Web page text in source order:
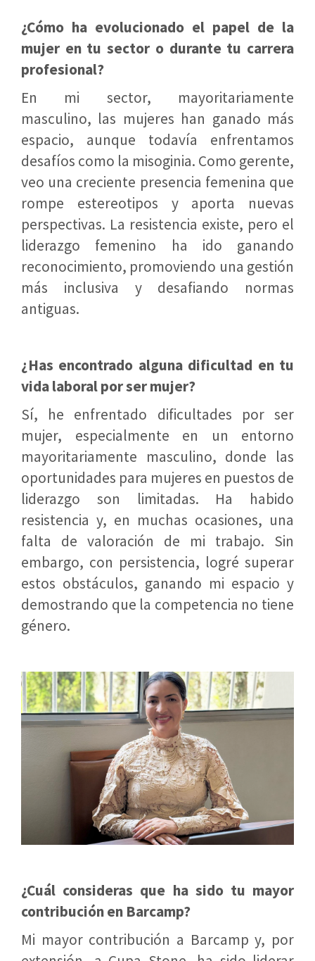
¿Cómo ha evolucionado el papel de la
mujer en tu sector o durante tu carrera
profesional?
En mi sector, mayoritariamente
masculino, las mujeres han ganado más
espacio, aunque todavía enfrentamos
desafíos como la misoginia. Como gerente,
veo una creciente presencia femenina que
rompe estereotipos y aporta nuevas
perspectivas. La resistencia existe, pero el
liderazgo femenino ha ido ganando
reconocimiento, promoviendo una gestión
más inclusiva y desafiando normas
antiguas.
¿Has encontrado alguna dificultad en tu
vida laboral por ser mujer?
Sí, he enfrentado dificultades por ser
mujer, especialmente en un entorno
mayoritariamente masculino, donde las
oportunidades para mujeres en puestos de
liderazgo son limitadas. Ha habido
resistencia y, en muchas ocasiones, una
falta de valoración de mi trabajo. Sin
embargo, con persistencia, logré superar
estos obstáculos, ganando mi espacio y
demostrando que la competencia no tiene
género.
¿Cuál consideras que ha sido tu mayor
contribución en Barcamp?
Mi mayor contribución a Barcamp y, por